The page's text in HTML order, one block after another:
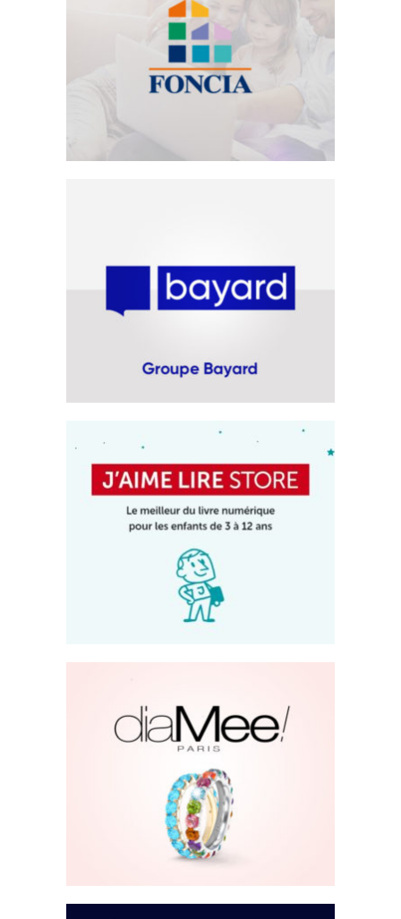
Foncia
Emailing
Groupe Bayard
Site Internet
J’aime lire Store App
Application
Diamee Paris
Site Internet